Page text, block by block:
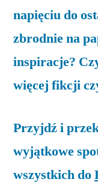
napięciu do
zbrodnie na
inspiracje?
więcej fikcji
Przyjdź i
wyjątkowe
wszystkich do